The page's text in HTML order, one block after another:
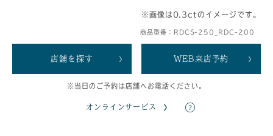
※画像は0.3ctのイメージです。
商品型番：RDCS-250_RDC-200
店舗を探す WEB来店予約
※当日のご予約は店舗へお電話ください。
オンラインサービス